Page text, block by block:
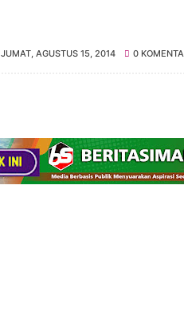
JUMAT, AGUSTUS 15, 2014 0